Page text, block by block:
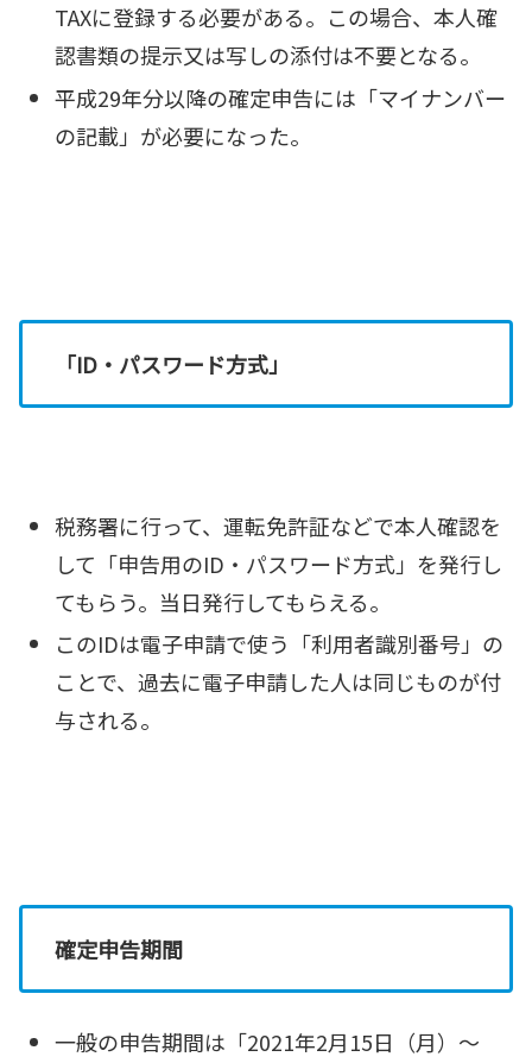
TAXに登録する必要がある。この場合、本人確
認書類の提示又は写しの添付は不要となる。
平成29年分以降の確定申告には「マイナンバー
の記載」が必要になった。
「ID・パスワード方式」
税務署に行って、運転免許証などで本人確認を
して「申告用のID・パスワード方式」を発行し
てもらう。当日発行してもらえる。
このIDは電子申請で使う「利用者識別番号」の
ことで、過去に電子申請した人は同じものが付
与される。
確定申告期間
一般の申告期間は「2021年2月15日（月）～